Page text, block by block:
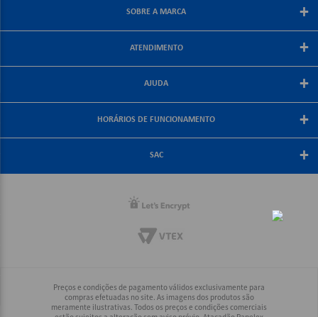
SOBRE A MARCA +
Encarte Papelex
Blog Papelex
Lojas Papelex
ATENDIMENTO +
Como Comprar
Formas de Pagamento
Central de Atendimento
AJUDA +
Troca e Devolução
Política de Frete Grátis
Compra Segura
HORÁRIOS DE FUNCIONAMENTO +
08:30 às 18:00
SAC +
Demais Regiões: (21) 2178-6888
Preços e condições de pagamento válidos exclusivamente para
compras efetuadas no site. As imagens dos produtos são
meramente ilustrativas. Todos os preços e condições comerciais